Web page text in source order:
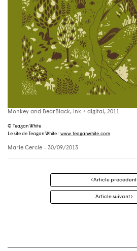
Monkey and BearBlack, ink + digital, 2011
© Teagan White
Le site de Teagan White : www.teaganwhite.com
Marie Cercle - 30/09/2013
Navigation
Article précédent
Article suivant